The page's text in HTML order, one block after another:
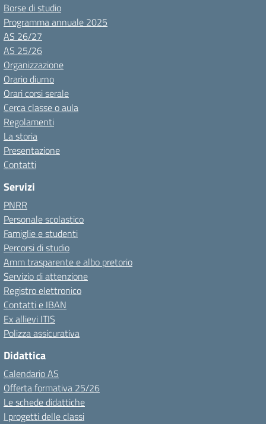
Borse di studio
Programma annuale 2025
AS 26/27
AS 25/26
Organizzazione
Orario diurno
Orari corsi serale
Cerca classe o aula
Regolamenti
La storia
Presentazione
Contatti
Servizi
PNRR
Personale scolastico
Famiglie e studenti
Percorsi di studio
Amm trasparente e albo pretorio
Servizio di attenzione
Registro elettronico
Contatti e IBAN
Ex allievi ITIS
Polizza assicurativa
Didattica
Calendario AS
Offerta formativa 25/26
Le schede didattiche
I progetti delle classi